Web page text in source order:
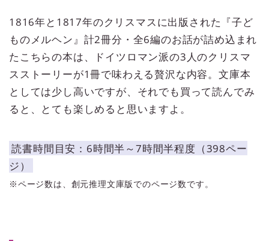
1816年と1817年のクリスマスに出版された『子ど
ものメルヘン』計2冊分・全6編のお話が詰め込まれ
たこちらの本は、ドイツロマン派の3人のクリスマ
スストーリーが1冊で味わえる贅沢な内容。文庫本
としては少し高いですが、それでも買って読んでみ
ると、とても楽しめると思いますよ。
読書時間目安：6時間半～7時間半程度（398ペー
ジ）
※ページ数は、創元推理文庫版でのページ数です。